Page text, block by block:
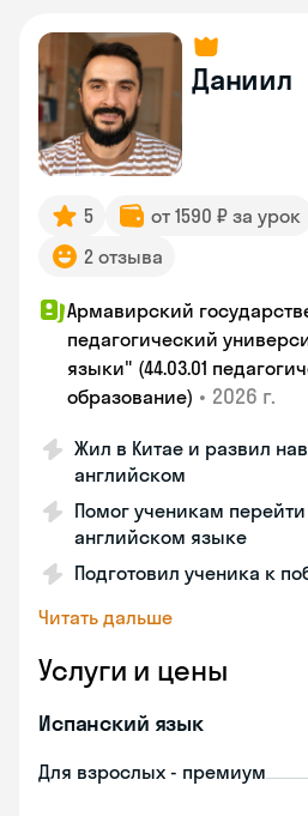
Даниил
5 от 1590 ₽ за урок
2 отзыва
Армавирский
педагогический
языки" (44.03.01
образование) • 2026 г.
Жил в Китае и развил
английском
Помог ученикам
английском языке
Подготовил ученика к
Читать дальше
Услуги и цены
Испанский язык
Для взрослых - премиум